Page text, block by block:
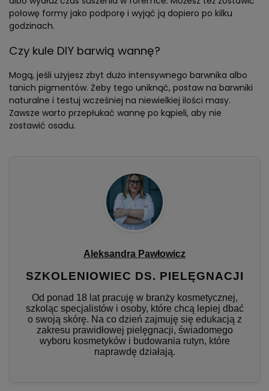
połowę formy jako podporę i wyjąć ją dopiero po kilku
godzinach.
Czy kule DIY barwią wannę?
Mogą, jeśli użyjesz zbyt dużo intensywnego barwnika albo
tanich pigmentów. Żeby tego uniknąć, postaw na barwniki
naturalne i testuj wcześniej na niewielkiej ilości masy.
Zawsze warto przepłukać wannę po kąpieli, aby nie
zostawić osadu.
Aleksandra Pawłowicz
SZKOLENIOWIEC DS. PIELĘGNACJI
Od ponad 18 lat pracuję w branży kosmetycznej,
szkoląc specjalistów i osoby, które chcą lepiej dbać
o swoją skórę. Na co dzień zajmuję się edukacją z
zakresu prawidłowej pielęgnacji, świadomego
wyboru kosmetyków i budowania rutyn, które
naprawdę działają.